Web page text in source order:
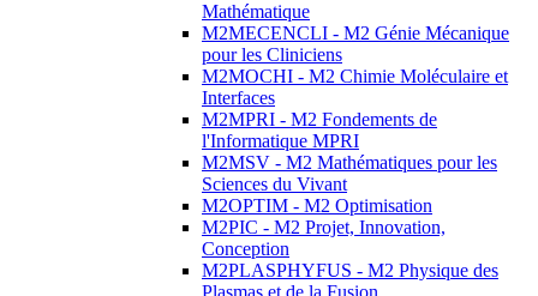
Mathématique
M2MECENCLI - M2 Génie Mécanique
pour les Cliniciens
M2MOCHI - M2 Chimie Moléculaire et
Interfaces
M2MPRI - M2 Fondements de
l'Informatique MPRI
M2MSV - M2 Mathématiques pour les
Sciences du Vivant
M2OPTIM - M2 Optimisation
M2PIC - M2 Projet, Innovation,
Conception
M2PLASPHYFUS - M2 Physique des
Plasmas et de la Fusion